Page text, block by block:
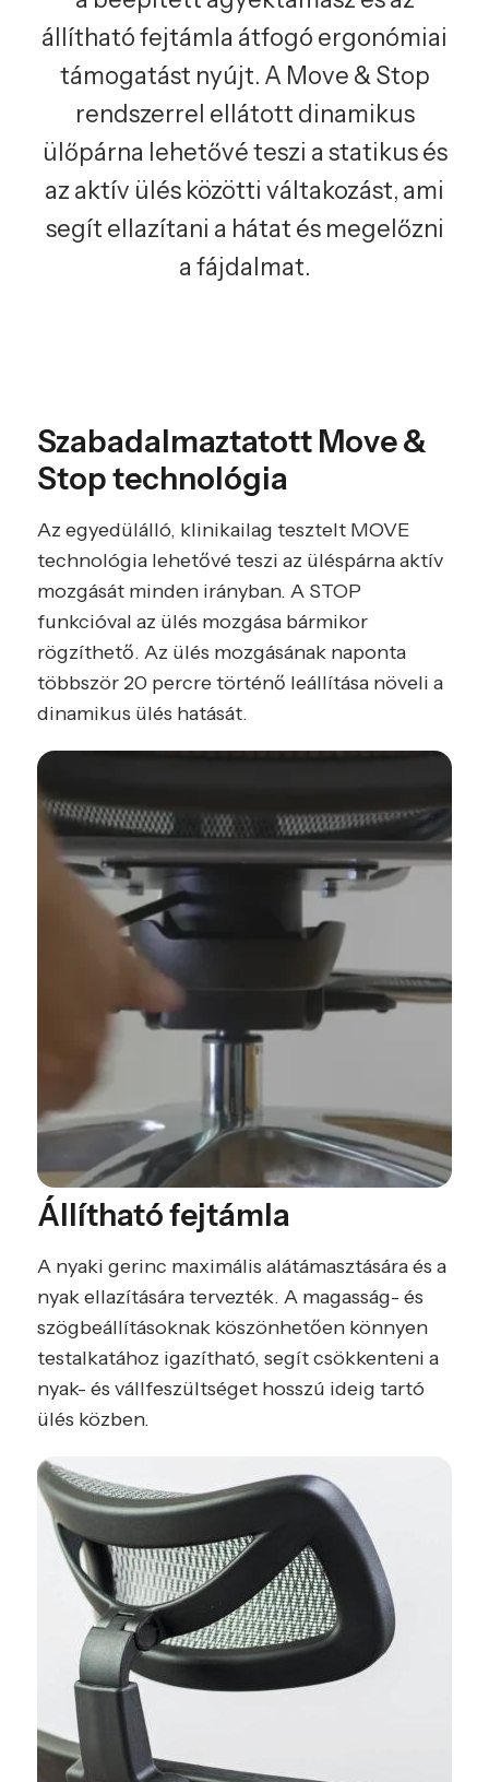
állítható fejtámla átfogó ergonómiai
támogatást nyújt. A Move & Stop
rendszerrel ellátott dinamikus
ülőpárna lehetővé teszi a statikus és
az aktív ülés közötti váltakozást, ami
segít ellazítani a hátat és megelőzni
a fájdalmat.
Szabadalmaztatott Move &
Stop technológia
Az egyedülálló, klinikailag tesztelt MOVE
technológia lehetővé teszi az üléspárna aktív
mozgását minden irányban. A STOP
funkcióval az ülés mozgása bármikor
rögzíthető. Az ülés mozgásának naponta
többször 20 percre történő leállítása növeli a
dinamikus ülés hatását.
Állítható fejtámla
A nyaki gerinc maximális alátámasztására és a
nyak ellazítására tervezték. A magasság- és
szögbeállításoknak köszönhetően könnyen
testalkatához igazítható, segít csökkenteni a
nyak- és vállfeszültséget hosszú ideig tartó
ülés közben.